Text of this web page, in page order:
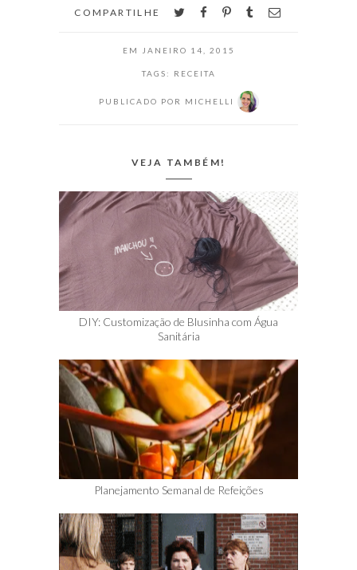
Primeiro porque
comer vários dias
estudante sem
COMPARTILHE twitterfacebookpinterest
tumblr
EM JANEIRO 14, 2015
TAGS: RECEITA
PUBLICADO POR MICHELLI
VEJA TAMBÉM!
DIY: Customização de Blusinha com Água
Sanitária
Planejamento Semanal de Refeições